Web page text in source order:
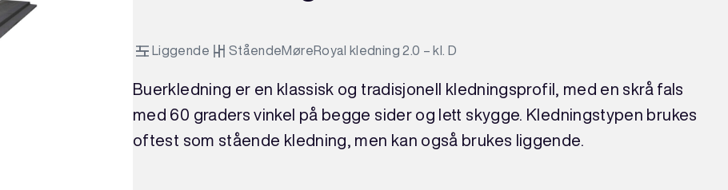
Liggende StåendeMøreRoyal kledning 2.0 – kl. D
Buerkledning er en klassisk og tradisjonell kledningsprofil, med en skrå fals
med 60 graders vinkel på begge sider og lett skygge. Kledningstypen brukes
oftest som stående kledning, men kan også brukes liggende.